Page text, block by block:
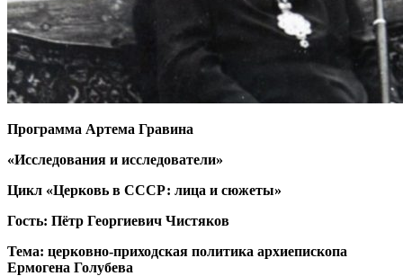
Программа Артема Гравина
«Исследования и исследователи»
Цикл «Церковь в СССР: лица и сюжеты»
Гость: Пётр Георгиевич Чистяков
Тема: церковно-приходская политика архиепископа
Ермогена Голубева